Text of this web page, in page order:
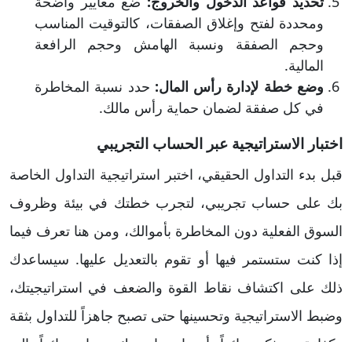
ومحددة لفتح وإغلاق الصفقات، كالتوقيت المناسب
وحجم الصفقة ونسبة الهامش وحجم الرافعة
المالية.
وضع خطة لإدارة رأس المال: حدد نسبة المخاطرة
في كل صفقة لضمان حماية رأس مالك.
اختبار الاستراتيجية عبر الحساب التجريبي
قبل بدء التداول الحقيقي، اختبر استراتيجية التداول الخاصة
بك على حساب تجريبي، لتجرب خطتك في بيئة وظروف
السوق الفعلية دون المخاطرة بأموالك، ومن هنا تعرف فيما
إذا كنت ستستمر فيها أو تقوم بالتعديل عليها. سيساعدك
ذلك على اكتشاف نقاط القوة والضعف في استراتيجيتك،
وضبط الاستراتيجية وتحسينها حتى تصبح جاهزاً للتداول بثقة